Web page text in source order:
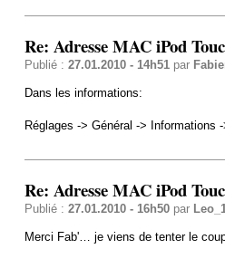
Re: Adresse MAC iPod
Publié : 27.01.2010 - 14h51par
Dans les informations:
Réglages -> Général -> Informations
Re: Adresse MAC iPod
Publié : 27.01.2010 - 16h50par
Merci Fab'… je viens de tenter le